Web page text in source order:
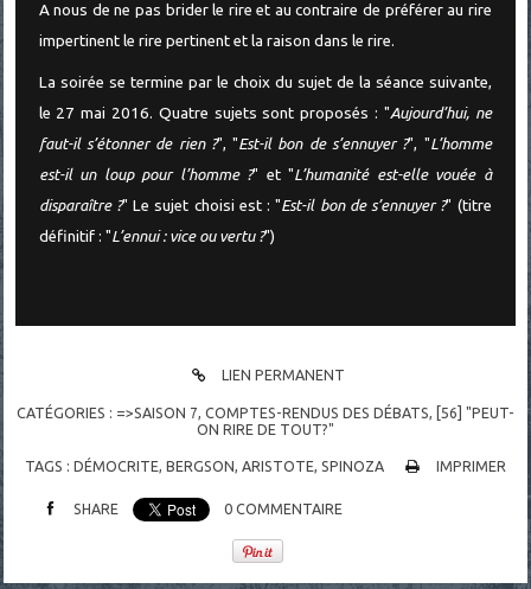
A nous de ne pas brider le rire et au contraire de préférer au rire
impertinent le rire pertinent et la raison dans le rire.
La soirée se termine par le choix du sujet de la séance suivante,
le 27 mai 2016. Quatre sujets sont proposés : "Aujourd’hui, ne
faut-il s’étonner de rien ?", "Est-il bon de s’ennuyer ?", "L’homme
est-il un loup pour l’homme ?" et "L’humanité est-elle vouée à
disparaître ?" Le sujet choisi est : "Est-il bon de s’ennuyer ?" (titre
définitif : "L’ennui : vice ou vertu ?")
LIEN PERMANENT
CATÉGORIES : =>SAISON 7, COMPTES-RENDUS DES DÉBATS, [56] "PEUT-
ON RIRE DE TOUT?"
TAGS : DÉMOCRITE, BERGSON, ARISTOTE, SPINOZA IMPRIMER
SHARE 0 COMMENTAIRE